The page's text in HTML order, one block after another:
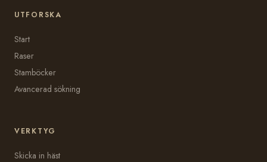
UTFORSKA
Start
Raser
Stamböcker
Avancerad sökning
VERKTYG
Skicka in häst